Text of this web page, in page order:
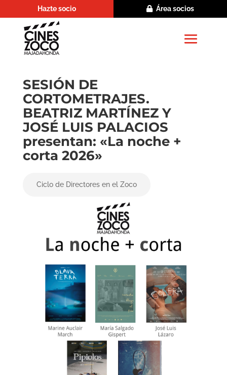
Hazte socio Área socios
SESIÓN DE
CORTOMETRAJES.
BEATRIZ MARTÍNEZ Y
JOSÉ LUIS PALACIOS
presentan: «La noche +
corta 2026»
Ciclo de Directores en el Zoco